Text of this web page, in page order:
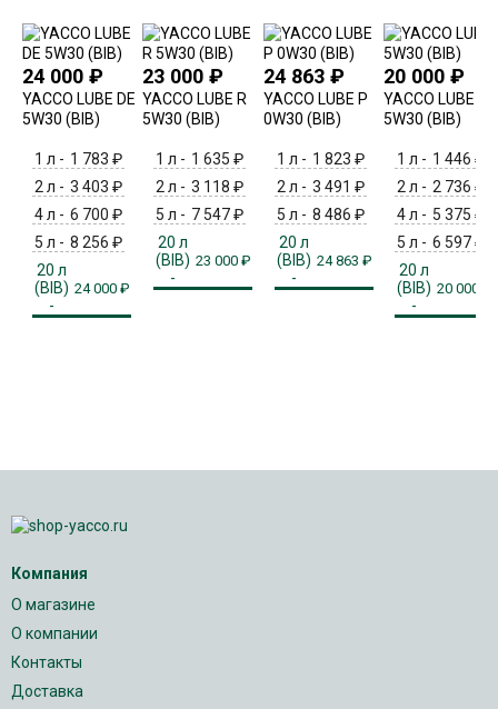
24 000 ₽
YACCO LUBE DE
5W30 (BIB)
1 л - 1 783 ₽
2 л - 3 403 ₽
4 л - 6 700 ₽
5 л - 8 256 ₽
20 л
(BIB)
-
24 000 ₽
23 000₽
YACCO LUBE R
5W30 (BIB)
1 л - 1 635 ₽
2 л - 3 118 ₽
5 л - 7 547₽
20 л
(BIB)
-
23 000 ₽
24 863 ₽
YACCO LUBE P
0W30 (BIB)
1 л - 1 823 ₽
2 л - 3 491 ₽
5 л - 8 486 ₽
20 л
(BIB)
-
24 863 ₽
20 000₽
YACCO LUBE F
5W30 (BIB)
1 л - 1 446 ₽
2 л - 2 736 ₽
4 л - 5 375 ₽
5 л - 6 597₽
20 л
(BIB)
-
20 000
Компания
О магазине
О компании
Контакты
Доставка